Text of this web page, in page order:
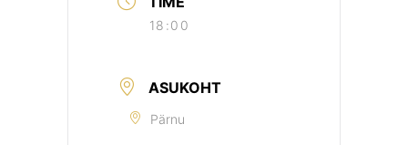
18:00
ASUKOHT
Pärnu